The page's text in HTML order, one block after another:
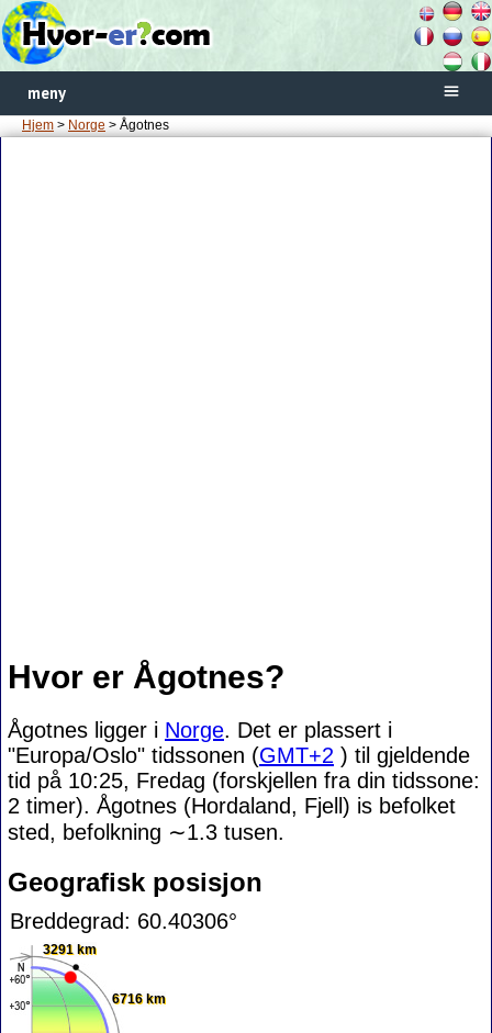
meny
Hjem > Norge > Ågotnes
Hvor er Ågotnes?
Ågotnes ligger i Norge. Det er plassert i
"Europa/Oslo" tidssonen (GMT+2 ) til gjeldende
tid på 10:25, Fredag (forskjellen fra din tidssone:
2 timer). Ågotnes (Hordaland, Fjell) is befolket
sted, befolkning ∼1.3 tusen.
Geografisk posisjon
Breddegrad: 60.40306°
3291 km
6716 km